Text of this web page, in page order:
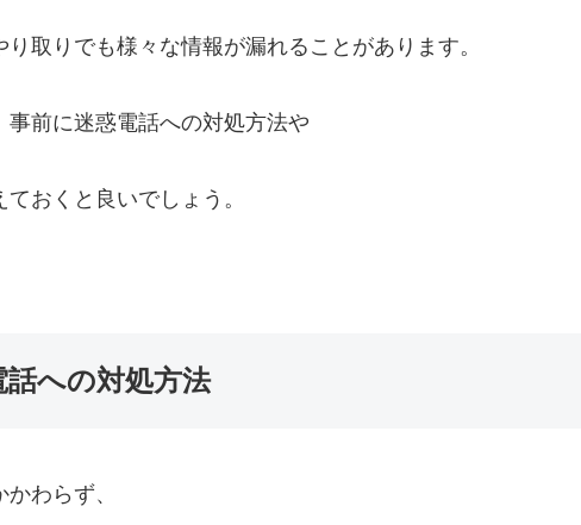
取りでも様々な情報が漏れることがあります。
前に迷惑電話への対処方法や
おくと良いでしょう。
への対処方法
わらず、